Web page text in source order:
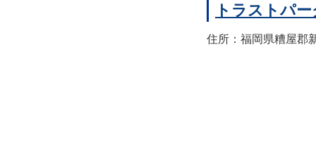
トラストパ
住所：福岡県糟屋郡